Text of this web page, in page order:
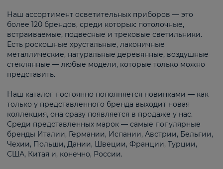
Наш ассортимент осветительных приборов — это
более 120 брендов, среди которых: потолочные,
встраиваемые, подвесные и трековые светильники.
Есть роскошные хрустальные, лаконичные
металлические, натуральные деревянные, воздушные
стеклянные — любые модели, которые только можно
представить.
Наш каталог постоянно пополняется новинками — как
только у представленного бренда выходит новая
коллекция, она сразу появляется в продаже у нас.
Среди представленных марок — самые популярные
бренды Италии, Германии, Испании, Австрии, Бельгии,
Чехии, Польши, Дании, Швеции, Франции, Турции,
США, Китая и, конечно, России.